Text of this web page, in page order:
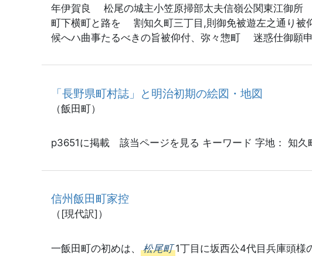
年伊賀良 松尾の城主小笠原掃部太夫信嶺公関東江御
町下横町と路を 割知久町三丁目,則
候へハ曲事たるべきの旨被仰付、弥々惣町 迷惑仕御願
「長野県町村誌」と明治初期の絵図・地図
（飯田町）
p3651に掲載 該当ページを見る キーワード 字地： 知久
信州飯田町家控
（[現代訳]）
一飯田町の初めは、 松尾町 1丁目に坂西公4代目兵庫頭様